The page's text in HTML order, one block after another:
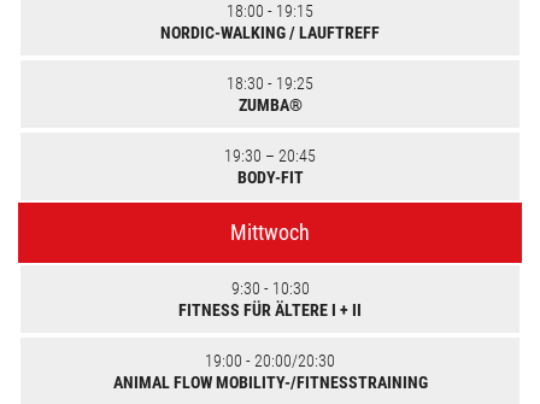
18:00 - 19:15
NORDIC-WALKING / LAUFTREFF
18:30 - 19:25
ZUMBA®
19:30 – 20:45
BODY-FIT
Mittwoch
9:30 - 10:30
FITNESS FÜR ÄLTERE I + II
19:00 - 20:00/20:30
ANIMAL FLOW MOBILITY-/FITNESSTRAINING